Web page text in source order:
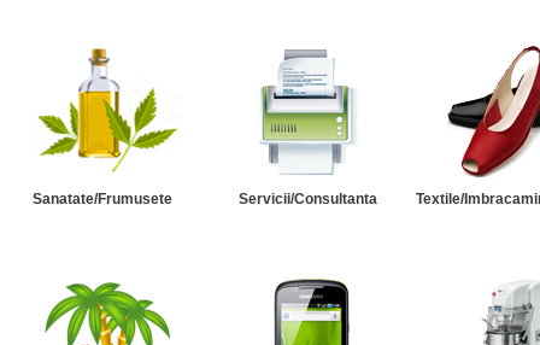
Sanatate/Frumusete Servicii/Consultanta Textile/